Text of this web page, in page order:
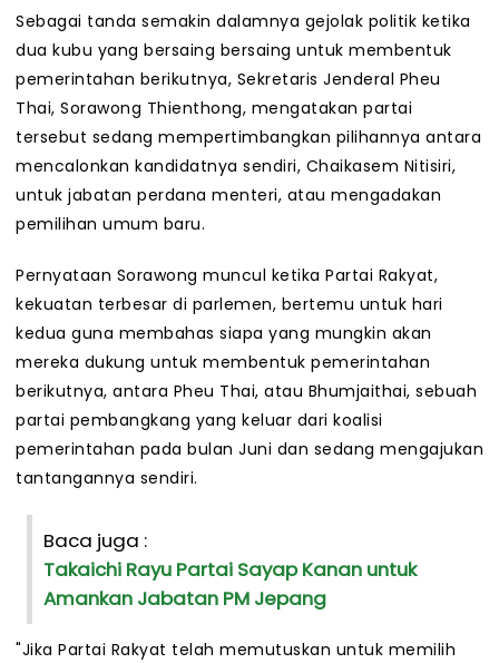
Sebagai tanda semakin dalamnya gejolak politik ketika
dua kubu yang bersaing bersaing untuk membentuk
pemerintahan berikutnya, Sekretaris Jenderal Pheu
Thai, Sorawong Thienthong, mengatakan partai
tersebut sedang mempertimbangkan pilihannya antara
mencalonkan kandidatnya sendiri, Chaikasem Nitisiri,
untuk jabatan perdana menteri, atau mengadakan
pemilihan umum baru.
Pernyataan Sorawong muncul ketika Partai Rakyat,
kekuatan terbesar di parlemen, bertemu untuk hari
kedua guna membahas siapa yang mungkin akan
mereka dukung untuk membentuk pemerintahan
berikutnya, antara Pheu Thai, atau Bhumjaithai, sebuah
partai pembangkang yang keluar dari koalisi
pemerintahan pada bulan Juni dan sedang mengajukan
tantangannya sendiri.
Baca juga :
Takaichi Rayu Partai Sayap Kanan untuk
Amankan Jabatan PM Jepang
"Jika Partai Rakyat telah memutuskan untuk memilih